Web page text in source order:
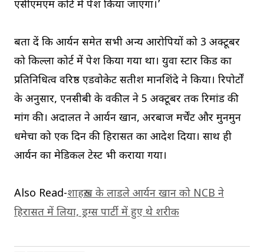
एसीएमएम कोर्ट में पेश किया जाएगा।’
बता दें कि आर्यन समेत सभी अन्य आरोपियों को 3 अक्टूबर
को किल्ला कोर्ट में पेश किया गया था। युवा स्टार किड का
प्रतिनिधित्व वरिष्ठ एडवोकेट सतीश मानशिंदे ने किया। रिपोर्टों
के अनुसार, एनसीबी के वकील ने 5 अक्टूबर तक रिमांड की
मांग की। अदालत ने आर्यन खान, अरबाज मर्चेंट और मुनमुन
धमेचा को एक दिन की हिरासत का आदेश दिया। साथ ही
आर्यन का मेडिकल टेस्ट भी कराया गया।
Also Read-शाहरुख़ के लाडले आर्यन खान को NCB ने
हिरासत में लिया, ड्रग्स पार्टी में हुए थे शरीक